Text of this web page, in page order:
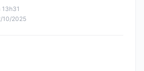
13h31
10/2025